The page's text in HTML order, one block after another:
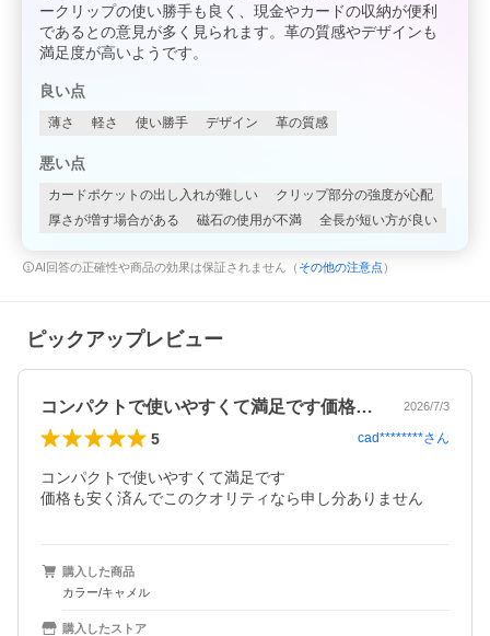
ークリップの使い勝手も良く、現金やカードの収納が便利
であるとの意見が多く見られます。革の質感やデザインも
満足度が高いようです。
良い点
薄さ 軽さ 使い勝手 デザイン 革の質感
悪い点
カードポケットの出し入れが難しい
クリップ部分の強度が心配
厚さが増す場合がある
磁石の使用が不満 全長が短い方が良い
AI回答の正確性や商品の効果は保証されません（ その他の注意点 ）
ピックアップレビュー
コンパクトで使いやすくて満足です価格も… 2026/7/3
5 cad********さん
コンパクトで使いやすくて満足です
価格も安く済んでこのクオリティなら申し分ありません
購入した商品
カラー/キャメル
購入したストア